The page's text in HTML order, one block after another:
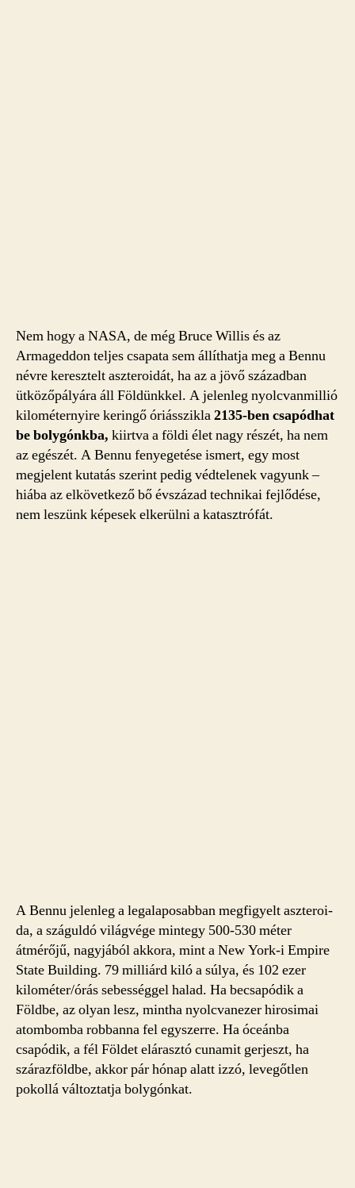
Nem hogy a NASA, de még Bruce Willis és az
Armageddon teljes csapata sem állíthatja meg a Bennu
névre keresztelt aszteroidát, ha az a jövő században
ütközőpályára áll Földünkkel. A jelenleg nyolcvanmillió
kilométernyire keringő óriásszikla2135-ben csapódhat
be bolygónkba, kiirtva a földi élet nagy részét, ha nem
az egészét. A Bennu fenyegetése ismert, egy most
megjelent kutatás szerint pedig védtelenek vagyunk –
hiába az elkövetkező bő évszázad technikai fejlődése,
nem leszünk képesek elkerülni a katasztrófát.
A Bennu jelenleg a legalaposabban megfigyelt aszteroi­
da, a száguldó világvége mint­egy 500-530 méter
átmérőjű, nagyjából akkora, mint a New York-i Empire
State Building. 79 milliárd kiló a súlya, és 102 ezer
kilométer/órás se­besség­gel halad. Ha becsapó­dik a
Földbe, az olyan lesz, mintha nyolcvanezer hirosimai
atombomba robbanna fel egyszerre. Ha óceánba
csapódik, a fél Földet elárasztó cunamit gerjeszt, ha
szárazföldbe, akkor pár hónap alatt izzó, levegőtlen
pokollá változtatja bolygónkat.